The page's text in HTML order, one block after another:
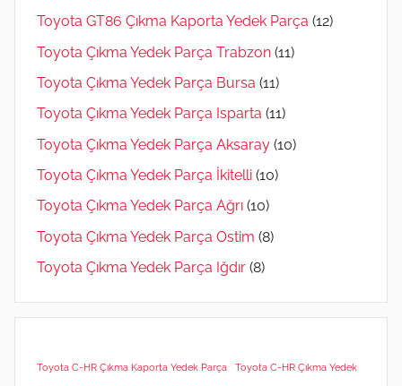
Toyota GT86 Çıkma Kaporta Yedek Parça (12)
Toyota Çıkma Yedek Parça Trabzon (11)
Toyota Çıkma Yedek Parça Bursa (11)
Toyota Çıkma Yedek Parça Isparta (11)
Toyota Çıkma Yedek Parça Aksaray (10)
Toyota Çıkma Yedek Parça İkitelli (10)
Toyota Çıkma Yedek Parça Ağrı (10)
Toyota Çıkma Yedek Parça Ostim (8)
Toyota Çıkma Yedek Parça Iğdır (8)
Toyota C-HR Çıkma Kaporta Yedek Parça Toyota C-HR Çıkma Yedek